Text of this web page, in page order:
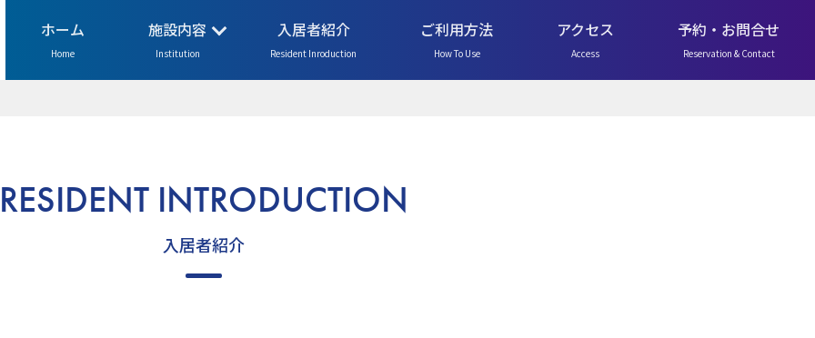
ホーム
Home
施設内容
Institution
入居者紹介
Resident Inroduction
ご利用方法
How To Use
アクセス
Access
予約・お問合せ
Reservation & Contact
RESIDENT INTRODUCTION
入居者紹介